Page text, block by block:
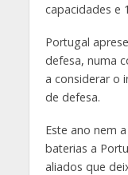
capacidades e
Portugal
defesa, numa
a considerar o
de defesa.
Este ano nem
baterias a
aliados que